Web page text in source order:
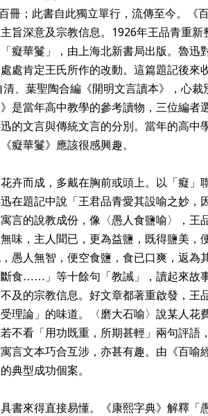
冊；此書自此獨立單行，流傳至今。《
旨深意及宗教信息。1926年王品青重新
癡華鬘」，由上海北新書局出版。魯迅
處肯定王氏所作的改動。這篇題記後來
、葉聖陶合編《開明文言讀本》，心裁
是當年高中教學的參考讀物，三位編者
的文言與傳統文言的分別。當年的高中
癡華鬘》應該很感興趣。
卉而成，多戴在胸前或頭上。以「癡」
在題記中說「王君品青愛其設喻之妙，
言的說教成份，像〈愚人食鹽喻〉，王
味，主人聞已，更為益鹽，既得鹽美，
愚人無智，便空食鹽，食已口爽，返為
斷食……」等十餘句「教誡」，讀起來故
及的宗教信息。好文章都著重啟發，王
理論」的味道。〈磨大石喻〉說某人花
不看「用功既重，所期甚輕」兩句評語
言文本巧合互涉，亦甚有趣。由《百喻
典型成功個案。
書來得直接易懂。《康熙字典》解釋「